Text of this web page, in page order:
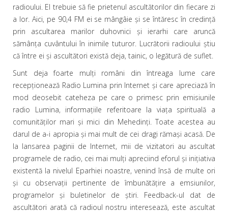
radioului. El trebuie să fie prietenul ascultătorilor din fiecare zi
a lor. Aici, pe 90,4 FM ei se mângâie şi se întăresc în credinţă
prin ascultarea marilor duhovnici şi ierarhi care aruncă
sămânţa cuvântului în inimile tuturor. Lucrătorii radioului ştiu
că între ei şi ascultători există deja, tainic, o legătură de suflet.
Sunt deja foarte mulţi români din întreaga lume care
recepţionează Radio Lumina prin Internet şi care apreciază în
mod deosebit cateheza pe care o primesc prin emisiunile
radio Lumina, informaţiile referitoare la viaţa spirituală a
comunităţilor mari şi mici din Mehedinţi. Toate acestea au
darul de a-i apropia şi mai mult de cei dragi rămaşi acasă. De
la lansarea paginii de Internet, mii de vizitatori au ascultat
programele de radio, cei mai mulţi apreciind eforul şi iniţiativa
existentă la nivelul Eparhiei noastre, venind însă de multe ori
şi cu observaţii pertinente de îmbunătăţire a emsiunilor,
programelor şi buletinelor de ştiri. Feedback-ul dat de
ascultători arată că radioul nostru interesează, este ascultat